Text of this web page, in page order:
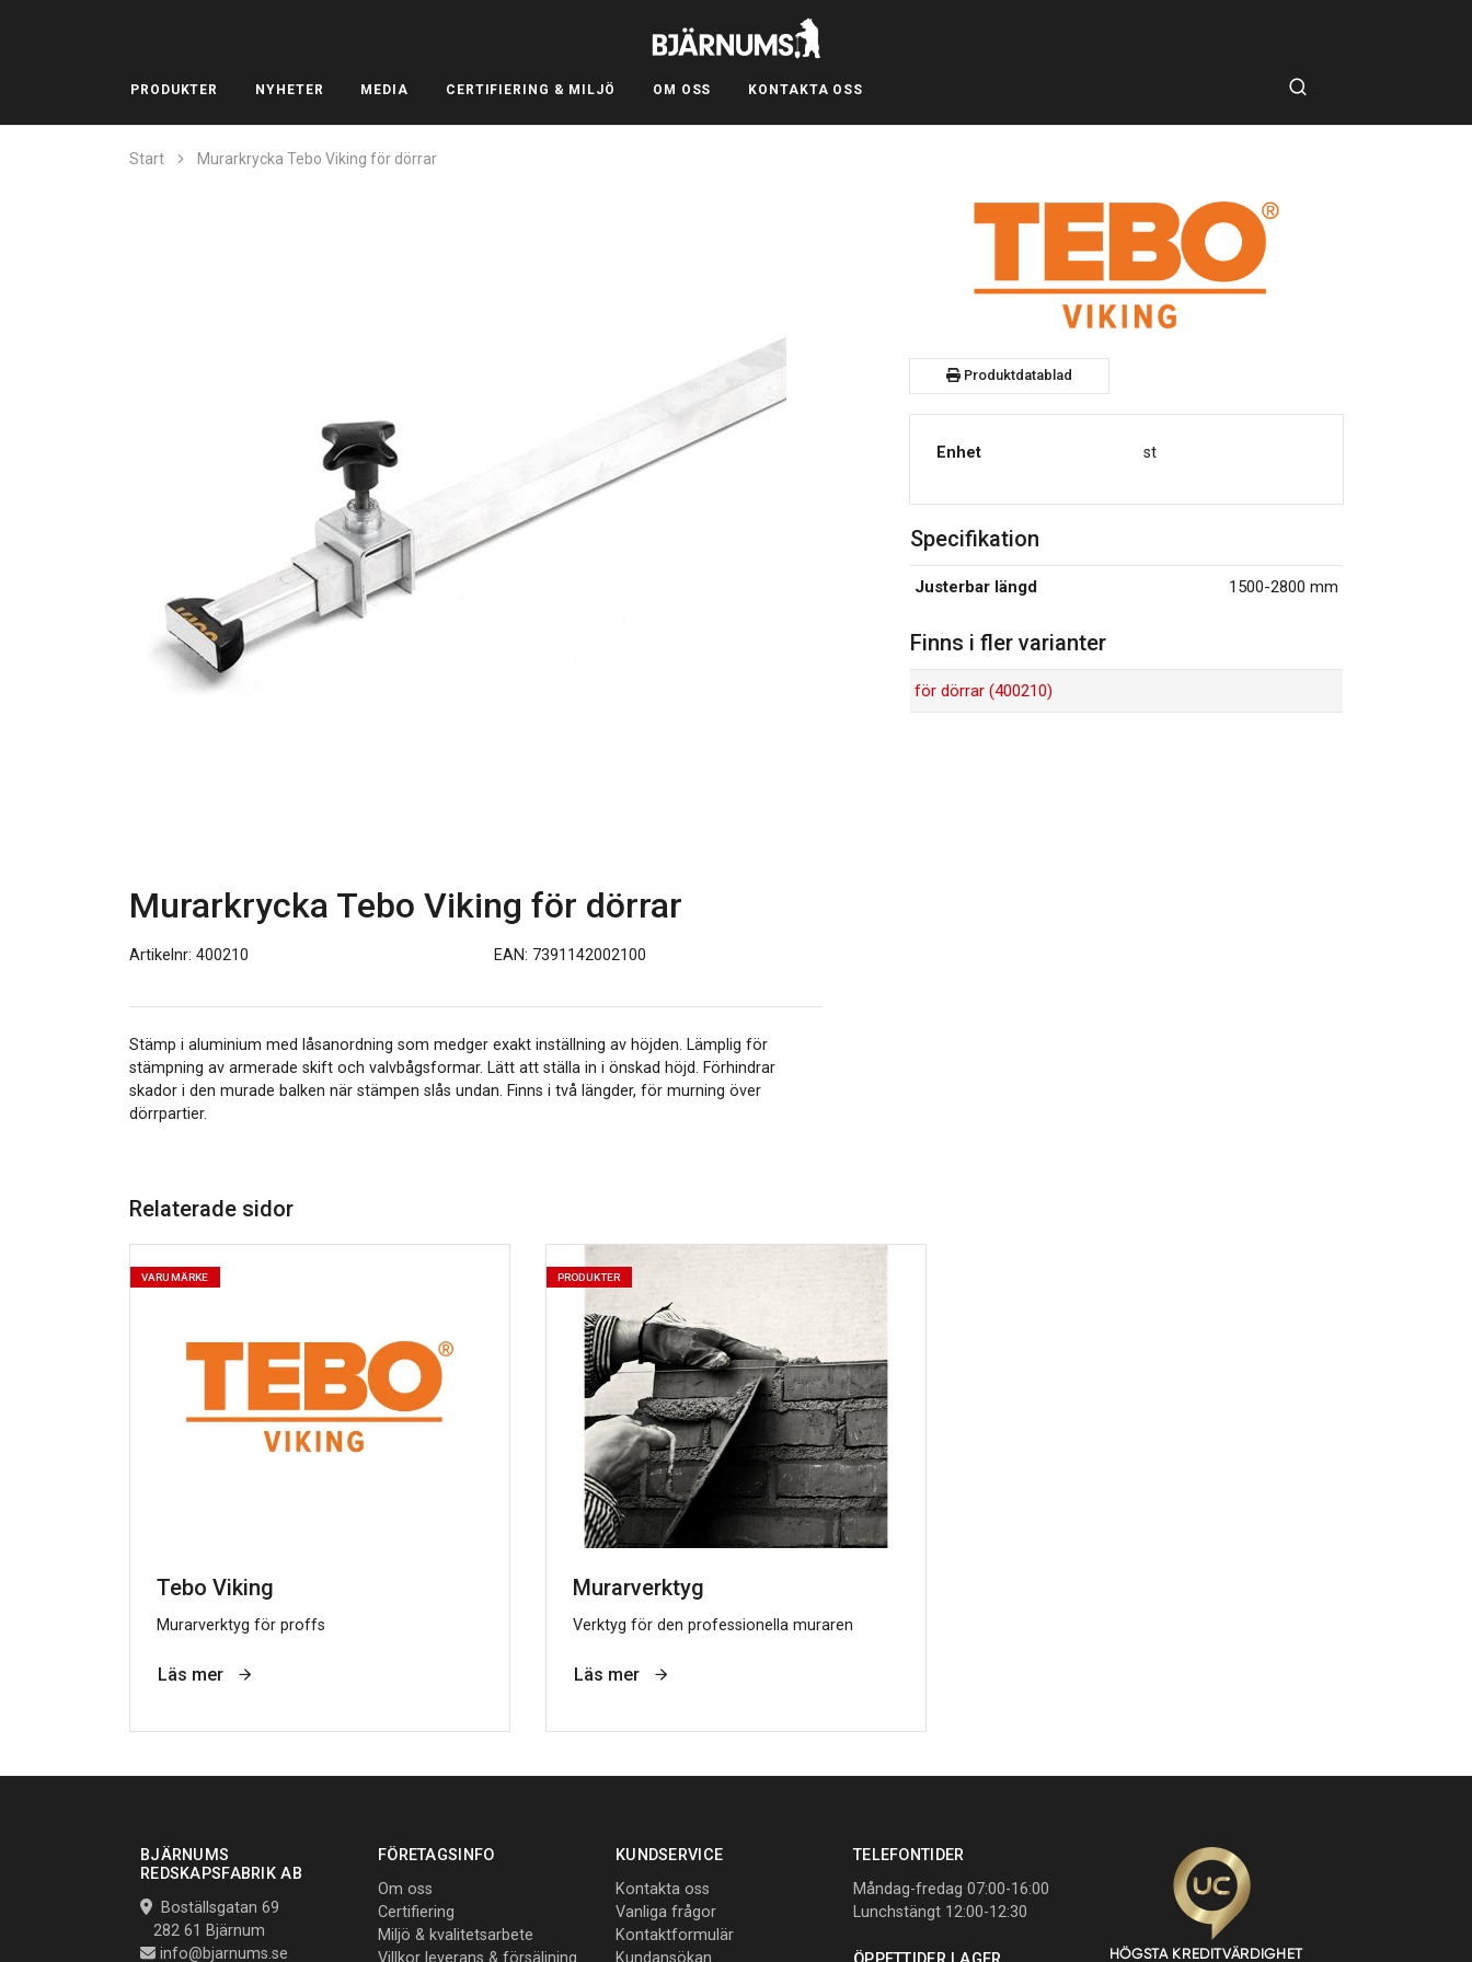
PRODUKTER NYHETER MEDIA CERTIFIERING & MILJÖ OM OSS KONTAKTA OSS
Start Murarkrycka Tebo Viking för dörrar
Murarkrycka Tebo Viking för dörrar
Artikelnr: 400210 EAN: 7391142002100
Stämp i aluminium med låsanordning som medger exakt inställning av höjden. Lämplig för
stämpning av armerade skift och valvbågsformar. Lätt att ställa in i önskad höjd. Förhindrar
skador i den murade balken när stämpen slås undan. Finns i två längder, för murning över
dörrpartier.
Produktdatablad
Enhet st
Specifikation
Justerbar längd 1500-2800 mm
Finns i fler varianter
för dörrar (400210)
Relaterade sidor
VARUMÄRKE
Tebo Viking
Murarverktyg för proffs
Läs mer
PRODUKTER
Murarverktyg
Verktyg för den professionella muraren
Läs mer
BJÄRNUMS
REDSKAPSFABRIK AB
Boställsgatan 69
282 61 Bjärnum
info@bjarnums.se
FÖRETAGSINFO
Om oss
Certifiering
Miljö & kvalitetsarbete
Villkor leverans & försäljning
KUNDSERVICE
Kontakta oss
Vanliga frågor
Kontaktformulär
Kundansökan
TELEFONTIDER
Måndag-fredag 07:00-16:00
Lunchstängt 12:00-12:30